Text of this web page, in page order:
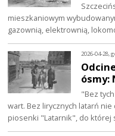
mieszkaniowym
gazownią, elektrownią,
2026-04-28,
ósmy:
"Bez
wart. Bez lirycznych latarń nie
piosenki "Latarnik", do której